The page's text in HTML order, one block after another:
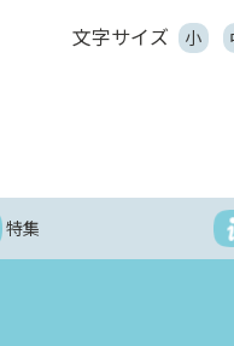
文字サイズ 小
特集